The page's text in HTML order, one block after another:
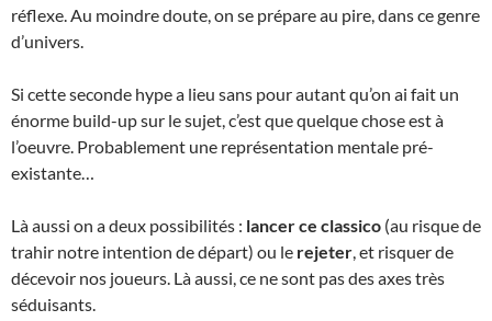
réflexe. Au moindre doute, on se prépare au pire, dans ce genre
d’univers.
Si cette seconde hype a lieu sans pour autant qu’on ai fait un
énorme build-up sur le sujet, c’est que quelque chose est à
l’oeuvre. Probablement une représentation mentale pré-
existante…
Là aussi on a deux possibilités : lancer ce classico (au risque de
trahir notre intention de départ) ou le rejeter, et risquer de
décevoir nos joueurs. Là aussi, ce ne sont pas des axes très
séduisants.